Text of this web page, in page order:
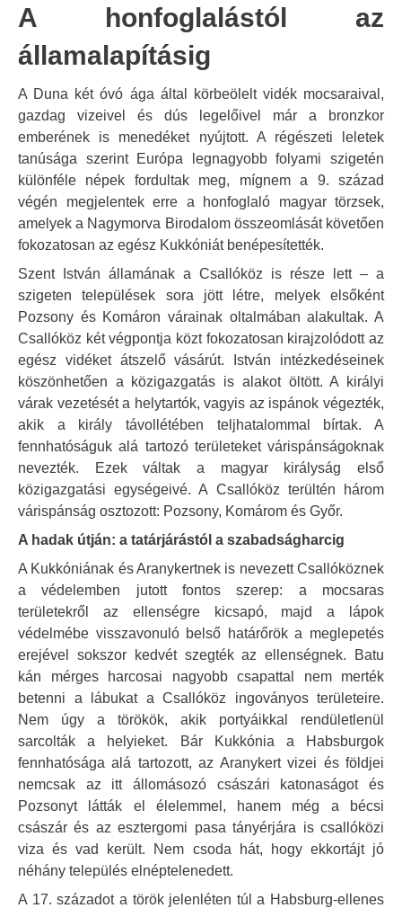
A honfoglalástól az
államalapításig
A Duna két óvó ága által körbeölelt vidék mocsaraival,
gazdag vizeivel és dús legelőivel már a bronzkor
emberének is menedéket nyújtott. A régészeti leletek
tanúsága szerint Európa legnagyobb folyami szigetén
különféle népek fordultak meg, mígnem a 9. század
végén megjelentek erre a honfoglaló magyar törzsek,
amelyek a Nagymorva Birodalom összeomlását követően
fokozatosan az egész Kukkóniát benépesítették.
Szent István államának a Csallóköz is része lett – a
szigeten települések sora jött létre, melyek elsőként
Pozsony és Komáron várainak oltalmában alakultak. A
Csallóköz két végpontja közt fokozatosan kirajzolódott az
egész vidéket átszelő vásárút. István intézkedéseinek
köszönhetően a közigazgatás is alakot öltött. A királyi
várak vezetését a helytartók, vagyis az ispánok végezték,
akik a király távollétében teljhatalommal bírtak. A
fennhatóságuk alá tartozó területeket várispánságoknak
nevezték. Ezek váltak a magyar királyság első
közigazgatási egységeivé. A Csallóköz terültén három
várispánság osztozott: Pozsony, Komárom és Győr.
A hadak útján: a tatárjárástól a szabadságharcig
A Kukkóniának és Aranykertnek is nevezett Csallóköznek
a védelemben jutott fontos szerep: a mocsaras
területekről az ellenségre kicsapó, majd a lápok
védelmébe visszavonuló belső határőrök a meglepetés
erejével sokszor kedvét szegték az ellenségnek. Batu
kán mérges harcosai nagyobb csapattal nem merték
betenni a lábukat a Csallóköz ingoványos területeire.
Nem úgy a törökök, akik portyáikkal rendületlenül
sarcolták a helyieket. Bár Kukkónia a Habsburgok
fennhatósága alá tartozott, az Aranykert vizei és földjei
nemcsak az itt állomásozó császári katonaságot és
Pozsonyt látták el élelemmel, hanem még a bécsi
császár és az esztergomi pasa tányérjára is csallóközi
viza és vad került. Nem csoda hát, hogy ekkortájt jó
néhány település elnéptelenedett.
A 17. századot a török jelenléten túl a Habsburg-ellenes